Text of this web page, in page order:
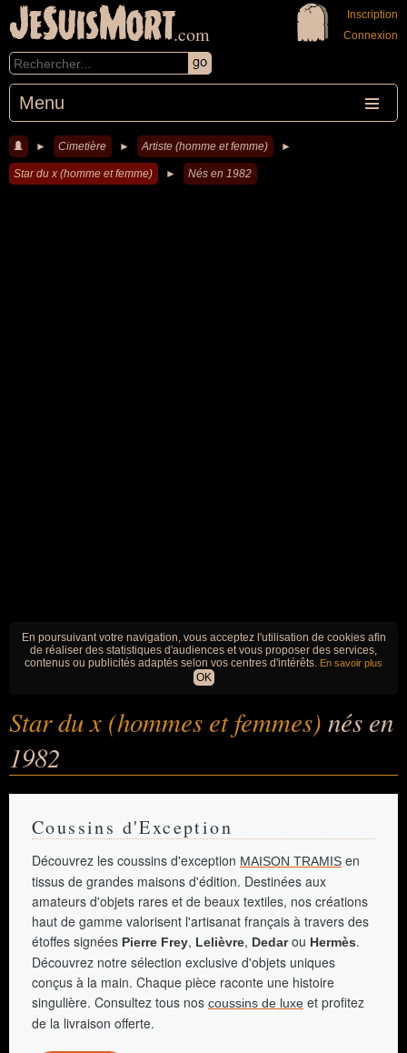
JeSuisMort.com
Menu
Inscription
Connexion
► Cimetière ► Artiste (homme et femme) ►
Star du x (homme et femme) ► Nés en 1982
En poursuivant votre navigation, vous acceptez l'utilisation de cookies afin
de réaliser des statistiques d'audiences et vous proposer des services,
contenus ou publicités adaptés selon vos centres d'intérêts. En savoir plus
OK
Star du x (hommes et femmes) nés en
1982
Coussins d'Exception
Découvrez les coussins d'exception MAISON TRAMIS en
tissus de grandes maisons d'édition. Destinées aux
amateurs d'objets rares et de beaux textiles, nos créations
haut de gamme valorisent l'artisanat français à travers des
étoffes signées Pierre Frey, Lelièvre, Dedarou Hermès.
Découvrez notre sélection exclusive d'objets uniques
conçus à la main. Chaque pièce raconte une histoire
singulière. Consultez tous nos coussins de luxe et profitez
de la livraison offerte.